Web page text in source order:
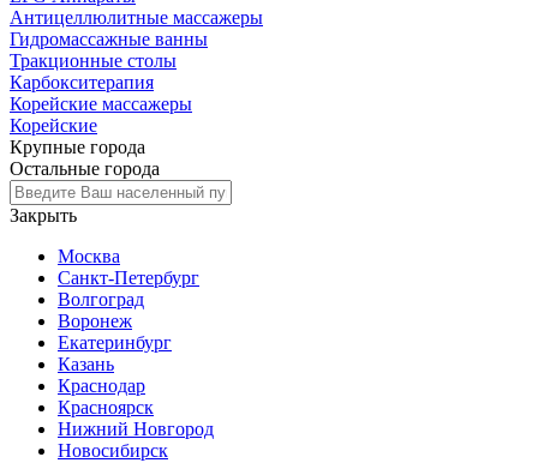
Антицеллюлитные массажеры
Гидромассажные ванны
Тракционные столы
Карбокситерапия
Корейские массажеры
Корейские
Крупные города
Остальные города
Закрыть
Москва
Санкт-Петербург
Волгоград
Воронеж
Екатеринбург
Казань
Краснодар
Красноярск
Нижний Новгород
Новосибирск